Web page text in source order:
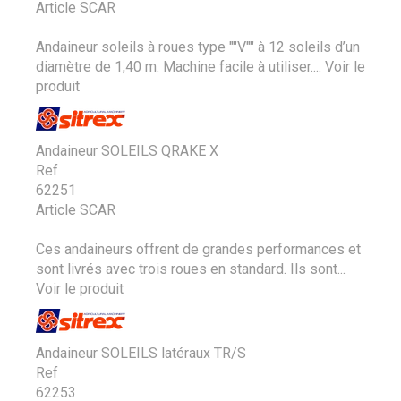
Article SCAR
Andaineur soleils à roues type ""V"" à 12 soleils d’un
diamètre de 1,40 m. Machine facile à utiliser....
Voir le
produit
Andaineur SOLEILS QRAKE X
Ref
62251
Article SCAR
Ces andaineurs offrent de grandes performances et
sont livrés avec trois roues en standard. Ils sont...
Voir le produit
Andaineur SOLEILS latéraux TR/S
Ref
62253